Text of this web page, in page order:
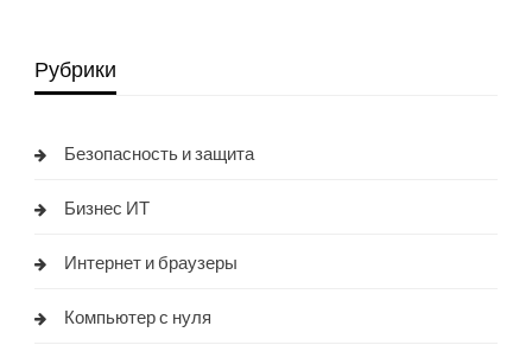
Рубрики
Безопасность и защита
Бизнес ИТ
Интернет и браузеры
Компьютер с нуля